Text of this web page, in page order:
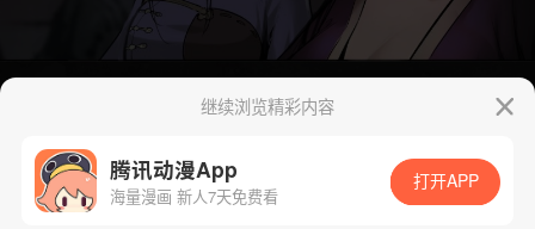
App免费看
继续浏览精彩内容
腾讯动漫App
海量漫画 新人7天免费看
打开APP